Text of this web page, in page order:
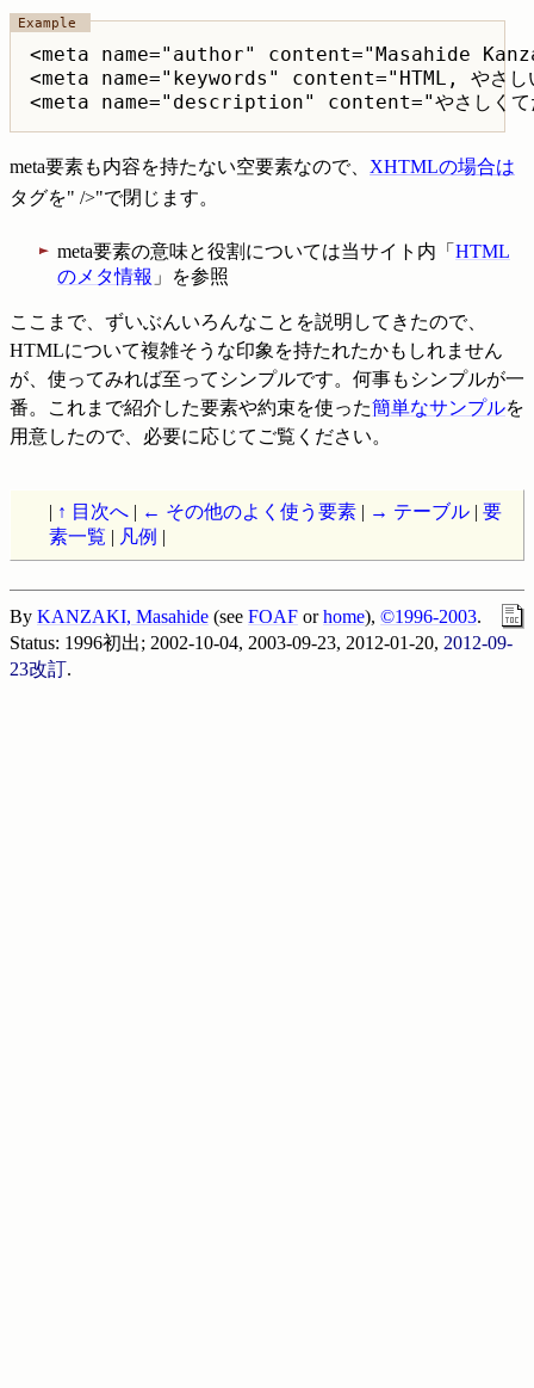
<meta name="author" content="Masahide
<meta name="keywords" content="HTML, やさ
<meta name="description" content="やさしくて
meta要素も内容を持たない空要素なので、 XHTMLの場合は
タグを" />"で閉じます。
meta要素の意味と役割については当サイト内「 HTML
のメタ情報 」を参照
ここまで、ずいぶんいろんなことを説明してきたので、
HTMLについて複雑そうな印象を持たれたかもしれません
が、使ってみれば至ってシンプルです。何事もシンプルが一
番。これまで紹介した要素や約束を使った簡単なサンプルを
用意したので、必要に応じてご覧ください。
| ↑ 目次へ | ← その他のよく使う要素 | → テーブル | 要
素一覧 | 凡例 |
By KANZAKI, Masahide (see FOAF orhome), ©1996-2003.
Status: 1996初出; 2002-10-04, 2003-09-23, 2012-01-20, 2012-09-
23改訂.